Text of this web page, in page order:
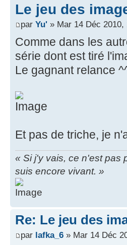
Le jeu des
par Yu' » Mar 14 Déc 2010,
Comme dans les
série dont est tiré
Le gagnant relance
Et pas de triche, je
« Si j'y vais, ce n'est pas
suis encore vivant. »
Re: Le jeu des
par lafka_6 » Mar 14 Déc